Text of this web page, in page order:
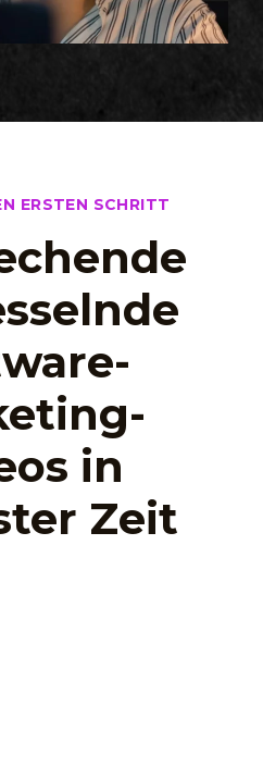
ERSTEN SCHRITT
in
Zeit